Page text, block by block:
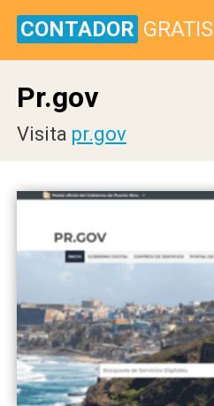
CONTADOR GRATIS
Pr.gov
Visita pr.gov